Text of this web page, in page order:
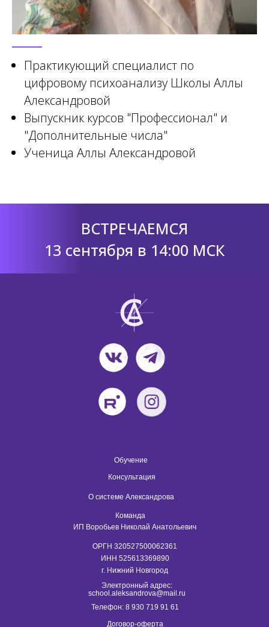
Практикующий специалист по
цифровому психоанализу Школы Аллы
Александровой
Выпускник курсов "Профессионал" и
"Дополнительные числа"
Ученица Аллы Александровой
ВСТРЕЧАЕМСЯ
13 сентября в 14:00 МСК
Обучение
Консультация
Команда
ИП Воробьев Николай Анатольевич
ОРГН 320527500062361
ИНН 525613369890
г. Нижний Новгород
Электронный адрес:
school.aleksandrova@mail.ru
Телефон: 8 930 719 91 61
Договор-оферта
О системе Александрова